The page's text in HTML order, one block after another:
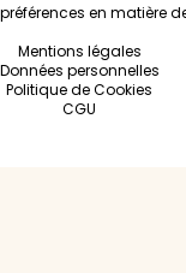
en matière
Mentions légales
Données personnelles
Politique de Cookies
CGU